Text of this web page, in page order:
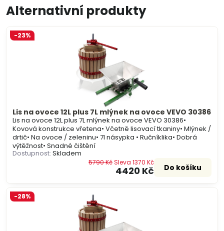
Alternativní produkty
Lis na ovoce 12L plus 7L mlýnek na ovoce VEVO 30386
-23%
Lis na ovoce 12L plus 7L mlýnek na ovoce VEVO 30386•
Kovová konstrukce vřetena• Včetně lisovací tkaniny• Mlýnek /
drtič• Na ovoce / zeleninu• 7l násypka • Ručníklika• Dobrá
výtěžnost• Snadné čištění
Dostupnost: Skladem
4420 Kč
5790 KčSleva 1370 Kč
Do košíku
-28%